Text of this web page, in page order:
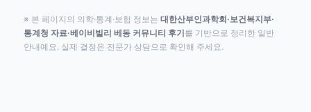
※ 본 페이지의 의학·통계·보험 정보는 대한산부인과학회·보건복지부·
통계청 자료·베이비빌리 베동 커뮤니티 후기를 기반으로 정리한 일반
안내예요. 실제 결정은 전문가 상담으로 확인해 주세요.